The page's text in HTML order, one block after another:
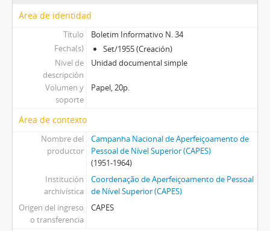
Área de identidad
Título
Boletim Informativo N. 34
Fecha(s)
Set/1955 (Creación)
Nivel de
descripción
Unidad documental simple
Volumen y
soporte
Papel, 20p.
Área de contexto
Nombre del
productor
Campanha Nacional de Aperfeiçoamento de
Pessoal de Nível Superior (CAPES)
(1951-1964)
Institución
archivística
Coordenação de Aperfeiçoamento de Pessoal
de Nível Superior (CAPES)
Origen del ingreso
o transferencia
CAPES